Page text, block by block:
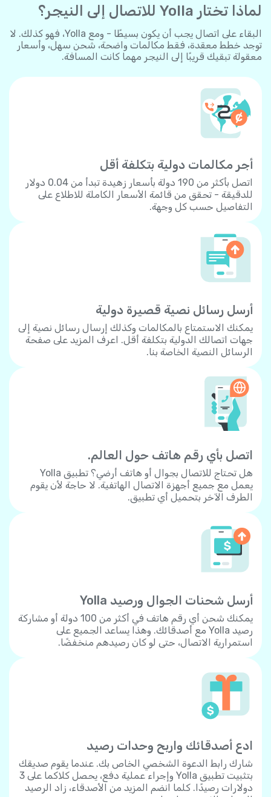
لماذا تختار Yolla للاتصال إلى النيجر؟
البقاء على اتصال يجب أن يكون بسيطًا - ومع Yolla، فهو كذلك. لا
توجد خطط معقدة، فقط مكالمات واضحة، شحن سهل، وأسعار
معقولة تبقيك قريبًا إلى النيجر مهما كانت المسافة.
أجر مكالمات دولية بتكلفة أقل
اتصل بأكثر من 190 دولة بأسعار زهيدة تبدأ من 0.04 دولار
للدقيقة - تحقق من قائمة الأسعار الكاملة للاطلاع على
التفاصيل حسب كل وجهة.
أرسل رسائل نصية قصيرة دولية
يمكنك الاستمتاع بالمكالمات وكذلك إرسال رسائل نصية إلى
جهات اتصالك الدولية بتكلفة أقل. اعرف المزيد على صفحة
الرسائل النصية الخاصة بنا.
اتصل بأي رقم هاتف حول العالم.
هل تحتاج للاتصال بجوال أو هاتف أرضي؟ تطبيق Yolla
يعمل مع جميع أجهزة الاتصال الهاتفية. لا حاجة لأن يقوم
الطرف الآخر بتحميل أي تطبيق.
أرسل شحنات الجوال ورصيد Yolla
يمكنك شحن أي رقم هاتف في أكثر من 100 دولة أو مشاركة
رصيد Yolla مع أصدقائك. وهذا يساعد الجميع على
استمرارية الاتصال، حتى لو كان رصيدهم منخفضًا.
ادع أصدقائك واربح وحدات رصيد
شارك رابط الدعوة الشخصي الخاص بك. عندما يقوم صديقك
بتثبيت تطبيق Yolla وإجراء عملية دفع، يحصل كلاكما على 3
دولارات رصيدًا. كلما انضم المزيد من الأصدقاء، زاد الرصيد